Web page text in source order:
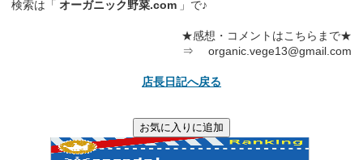
検索は「 オーガニック野菜.com 」で♪
★感想・コメントはこちらまで★
⇒ organic.vege13@gmail.com
店長日記へ戻る